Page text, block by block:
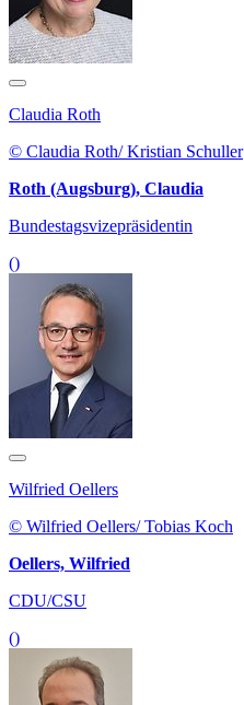
Claudia Roth
© Claudia Roth/ Kristian Schuller
Roth (Augsburg), Claudia
Bundestagsvizepräsidentin
()
Wilfried Oellers
© Wilfried Oellers/ Tobias Koch
Oellers, Wilfried
CDU/CSU
()